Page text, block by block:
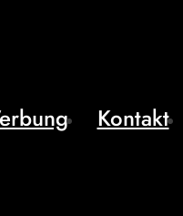
Kontakt